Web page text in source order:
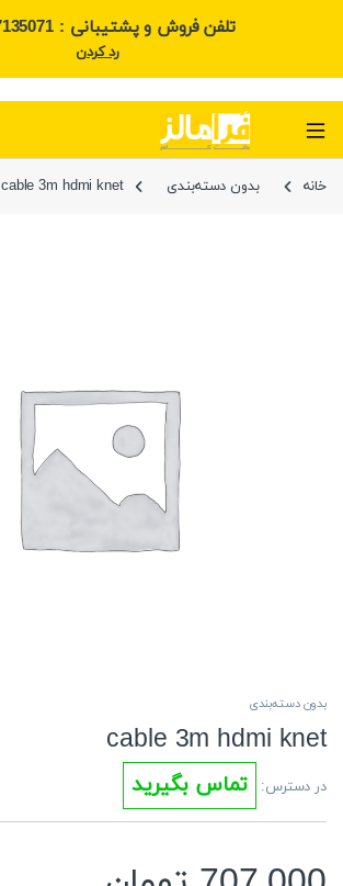
تلفن فروش و پشتیبانی : 07135071
رد کردن
خانه بدون دسته‌بندی cable 3m hdmi knet
بدون دسته‌بندی
cable 3m hdmi knet
در دسترس: تماس بگیرید